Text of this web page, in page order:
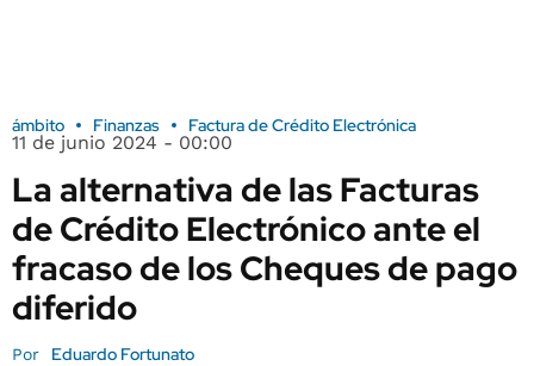
ámbito Finanzas Factura de Crédito Electrónica
11 de junio 2024 - 00:00
La alternativa de las Facturas
de Crédito Electrónico ante el
fracaso de los Cheques de pago
diferido
Por Eduardo Fortunato